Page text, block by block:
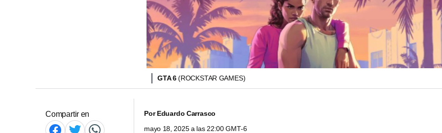
GTA 6(ROCKSTAR GAMES)
Compartir en PorEduardo Carrasco
mayo 18, 2025 a las 22:00 GMT-6